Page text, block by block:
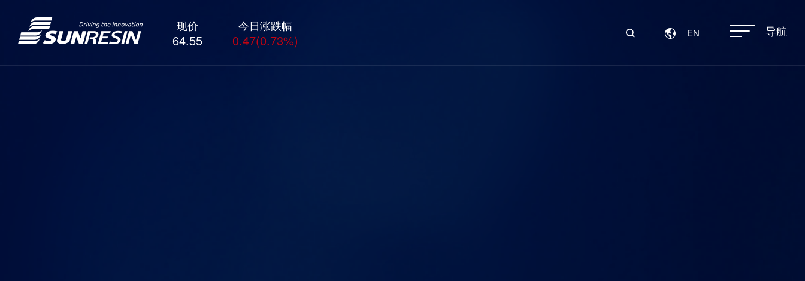
现价
64.55
今日涨跌幅
0.47(0.73%)
导航
EN